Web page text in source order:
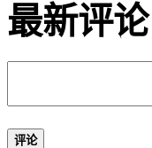
最新评论
评论